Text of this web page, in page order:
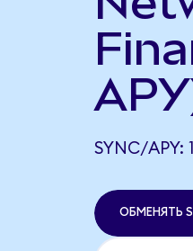
SYNC/APY:
ОБМЕНЯТЬ